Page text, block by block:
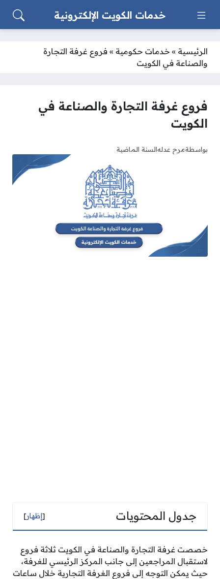
خدمات الكويت الإلكترونية
الرئيسية » خدمات حكومية » فروع غرفة التجارة
والصناعة في الكويت
فروع غرفة التجارة والصناعة في
الكويت
بواسطةمرح عدلهالسنة الماضية
جدول المحتويات [إظهار]
خصصت غرفة التجارة والصناعة في الكويت ثلاثة فروع
لاستقبال المراجعين إلى جانب المركز الرئيسي للغرفة،
حيث يمكن التوجه إلى فروع الغرفة التجارية خلال ساعات